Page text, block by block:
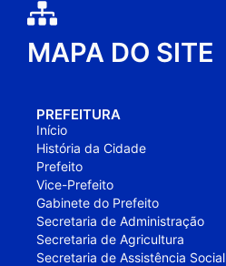
MAPA DO SITE
PREFEITURA
Início
História da Cidade
Prefeito
Vice-Prefeito
Gabinete do Prefeito
Secretaria de Administração
Secretaria de Agricultura
Secretaria de Assistência Social